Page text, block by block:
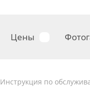
Цены
Инструкция по